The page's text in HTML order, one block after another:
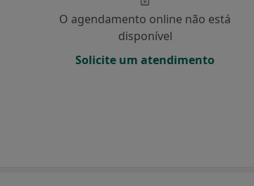
O agendamento online não está
disponível
Solicite um atendimento